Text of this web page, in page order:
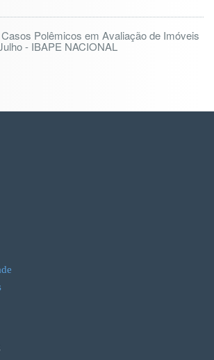
Polêmicos em Avaliação de Imóveis
- IBAPE NACIONAL